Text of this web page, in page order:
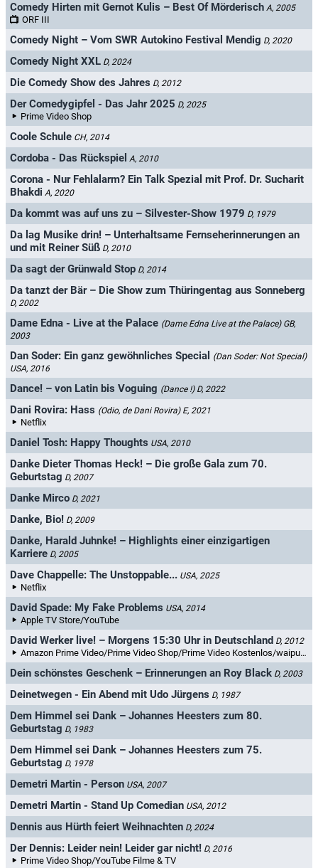
Comedy Hirten mit Gernot Kulis – Best Of Mörderisch A, 2005
ORF III
Comedy Night – Vom SWR Autokino Festival Mendig D, 2020
Comedy Night XXL D, 2024
Die Comedy Show des Jahres D, 2012
Der Comedygipfel - Das Jahr 2025 D, 2025
Prime Video Shop
Coole Schule CH, 2014
Cordoba - Das Rückspiel A, 2010
Corona - Nur Fehlalarm? Ein Talk Spezial mit Prof. Dr. Sucharit
Bhakdi A, 2020
Da kommt was auf uns zu – Silvester-Show 1979 D, 1979
Da lag Musike drin! – Unterhaltsame Fernseherinnerungen an
und mit Reiner Süß D, 2010
Da sagt der Grünwald Stop D, 2014
Da tanzt der Bär – Die Show zum Thüringentag aus Sonneberg
D, 2002
Dame Edna - Live at the Palace (Dame Edna Live at the Palace) GB,
2003
Dan Soder: Ein ganz gewöhnliches Special
(Dan Soder: Not Special)
USA, 2016
Dance! – von Latin bis Voguing (Dance !) D, 2022
Dani Rovira: Hass (Odio, de Dani Rovira) E, 2021
Netflix
Daniel Tosh: Happy Thoughts USA, 2010
Danke Dieter Thomas Heck! – Die große Gala zum 70.
Geburtstag D, 2007
Danke Mirco D, 2021
Danke, Bio! D, 2009
Danke, Harald Juhnke! – Highlights einer einzigartigen
Karriere D, 2005
Dave Chappelle: The Unstoppable... USA, 2025
Netflix
David Spade: My Fake Problems USA, 2014
Apple TV Store/YouTube
David Werker live! – Morgens 15:30 Uhr in Deutschland D, 2012
Amazon Prime Video/Prime Video Shop/Prime Video Kostenlos/waiputhek/ARD Plus Channel/ARD Plus/MagentaTV+
Dein schönstes Geschenk – Erinnerungen an Roy Black D, 2003
Deinetwegen - Ein Abend mit Udo Jürgens D, 1987
Dem Himmel sei Dank – Johannes Heesters zum 80.
Geburtstag D, 1983
Dem Himmel sei Dank – Johannes Heesters zum 75.
Geburtstag D, 1978
Demetri Martin - Person USA, 2007
Demetri Martin - Stand Up Comedian USA, 2012
Dennis aus Hürth feiert Weihnachten D, 2024
Der Dennis: Leider nein! Leider gar nicht! D, 2016
Prime Video Shop/YouTube Filme & TV